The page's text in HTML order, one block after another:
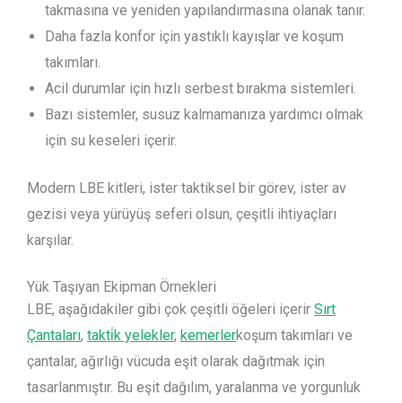
takmasına ve yeniden yapılandırmasına olanak tanır.
Daha fazla konfor için yastıklı kayışlar ve koşum
takımları.
Acil durumlar için hızlı serbest bırakma sistemleri.
Bazı sistemler, susuz kalmamanıza yardımcı olmak
için su keseleri içerir.
Modern LBE kitleri, ister taktiksel bir görev, ister av
gezisi veya yürüyüş seferi olsun, çeşitli ihtiyaçları
karşılar.
Yük Taşıyan Ekipman Örnekleri
LBE, aşağıdakiler gibi çok çeşitli öğeleri içerir Sırt
Çantaları, takti̇k yelekler, kemerlerkoşum takımları ve
çantalar, ağırlığı vücuda eşit olarak dağıtmak için
tasarlanmıştır. Bu eşit dağılım, yaralanma ve yorgunluk